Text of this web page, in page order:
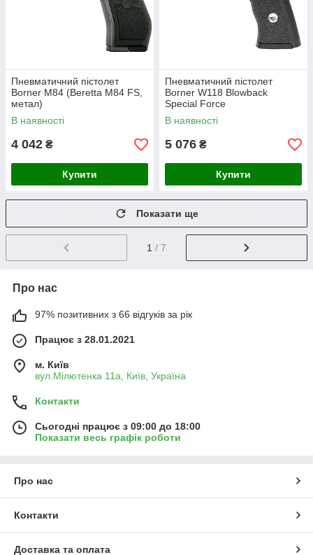
Пневматичний пістолет
Borner M84 (Beretta M84 FS,
метал)
В наявності
4 042 ₴
Купити
Пневматичний пістолет
Borner W118 Blowback
Special Force
В наявності
5 076 ₴
Купити
Показати ще
1 / 7
Про нас
97% позитивних з 66 відгуків за рік
Працює з 28.01.2021
м. Київ
вул.Мілютенка 11а, Київ, Україна
Контакти
Сьогодні працює з 09:00 до 18:00
Показати весь графік роботи
Про нас
Контакти
Доставка та оплата